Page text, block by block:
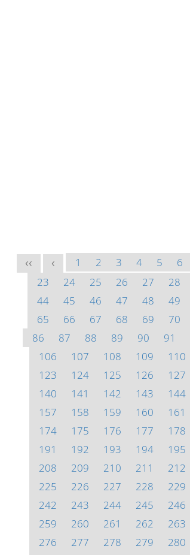
<< < 1 2 3 4 5 6
23
24 25 26 27 28
44
45 46 47 48 49
65
66 67 68 69 70
86
87 88 89 90 91
106
107 108 109 110
123
124 125 126 127
140
141 142 143 144
157
158 159 160 161
174
175 176 177 178
191
192 193 194 195
208
209 210 211 212
225
226 227 228 229
242
243 244 245 246
259
260 261 262 263
276
277 278 279 280